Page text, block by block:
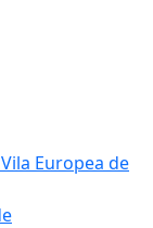
Europea de